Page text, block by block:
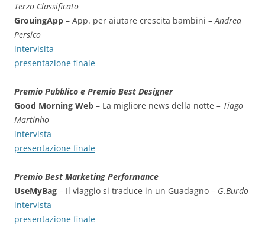
Terzo Classificato
GrouingApp – App. per aiutare crescita bambini –Andrea
Persico
intervisita
presentazione finale
Premio Pubblico e Premio Best Designer
Good Morning Web – La migliore news della notte – Tiago
Martinho
intervista
presentazione finale
Premio Best Marketing Performance
UseMyBag – Il viaggio si traduce in un Guadagno – G.Burdo
intervista
presentazione finale